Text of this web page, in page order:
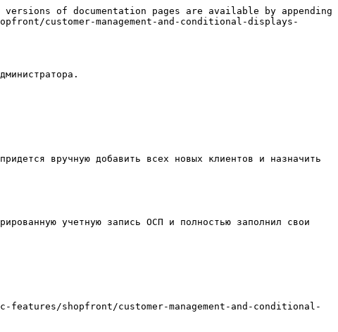
of documentation pages are available by appending
customer-management-and-conditional-displays-
вручную добавить всех новых клиентов и назначить
учетную запись ОСП и полностью заполнил свои
features/shopfront/customer-management-and-conditional-